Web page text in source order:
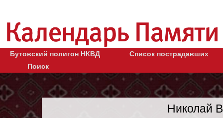
Бутовский полигон НКВД
Список пострадавших
Поиск
Николай